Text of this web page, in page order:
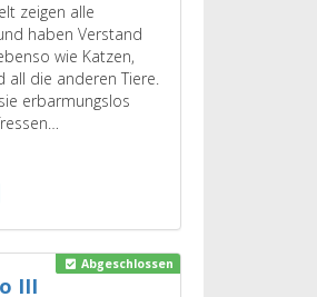
zeigen alle
haben Verstand
wie Katzen,
all die anderen Tiere.
erbarmungslos
Abgeschlossen
III